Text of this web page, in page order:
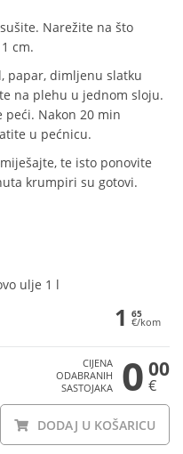
Narežite na što
cm.
papar, dimljenu slatku
na plehu u jednom sloju.
peći. Nakon 20 min
u pećnicu.
te isto ponovite
krumpiri su gotovi.
ulje 1 l
1 65
€/kom
CIJENA
ODABRANIH
SASTOJAKA
0 00
€
DODAJ U KOŠARICU